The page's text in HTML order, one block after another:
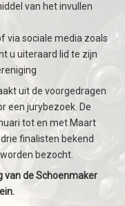
van het invullen
via sociale media zoals
u uiteraard lid te zijn
uit de voorgedragen
een jurybezoek. De
tot en met Maart
finalisten bekend
bezocht.
van de Schoenmaker